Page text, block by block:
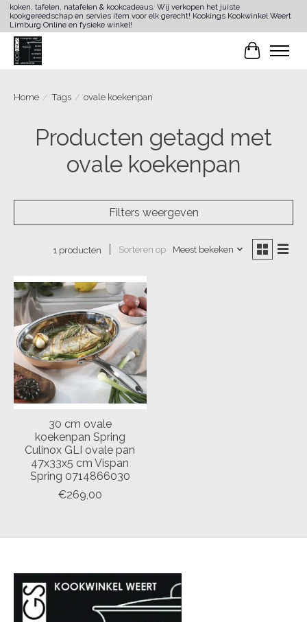
koken, tafelen, natafelen & kookcadeaus. Wij verkopen het juiste
kookgereedschap en servies item voor elk gerecht! Kookings Kookwinkel Weert
Limburg Online en fysieke winkel!
Home / Tags / ovale koekenpan
Producten getagd met
ovale koekenpan
Filters weergeven
1 producten Sorteren op Meest bekeken
30 cm ovale
koekenpan Spring
Culinox GLI ovale pan
47x33x5 cm Vispan
Spring 0714866030
€269,00